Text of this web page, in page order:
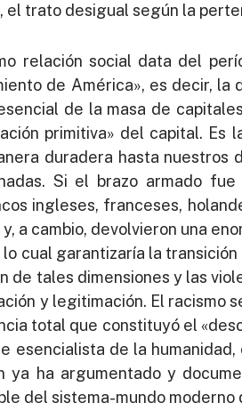
trato desigual según la
relación social data del
de América», es decir, la
de la masa de
primitiva» del capital. Es
duradera hasta nuestros
Si el brazo armado
ingleses, franceses,
a cambio, devolvieron una
cual garantizaría la
de tales dimensiones y las
y legitimación. El racismo
total que constituyó el
esencialista de la
ya ha argumentado y
del sistema-mundo